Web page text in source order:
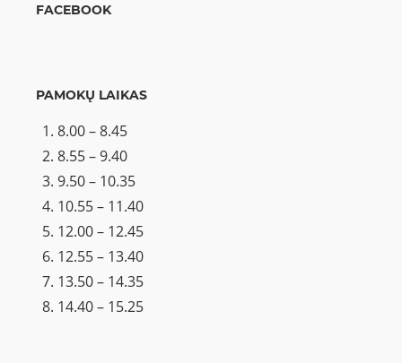
FACEBOOK
PAMOKŲ LAIKAS
8.00 – 8.45
8.55 – 9.40
9.50 – 10.35
10.55 – 11.40
12.00 – 12.45
12.55 – 13.40
13.50 – 14.35
14.40 – 15.25